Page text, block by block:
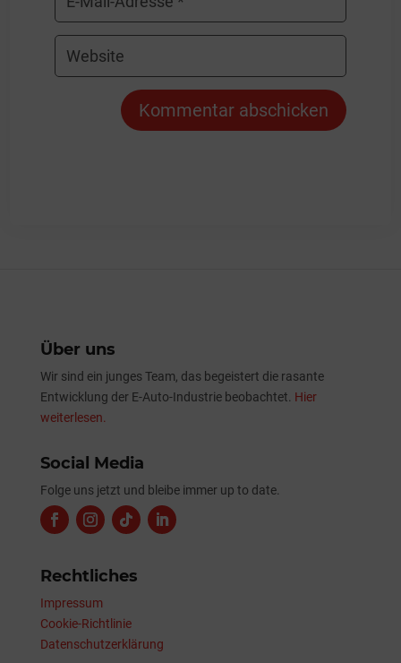
Kommentar abschicken
Über uns
Wir sind ein junges Team, das begeistert die rasante
Entwicklung der E-Auto-Industrie beobachtet. Hier
weiterlesen.
Social Media
Folge uns jetzt und bleibe immer up to date.
Rechtliches
Impressum
Cookie-Richtlinie
Datenschutzerklärung